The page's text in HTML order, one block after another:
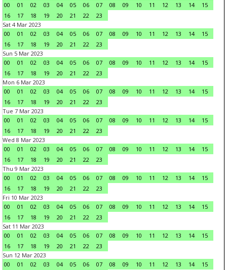
00
01 02 03 04 05 06 07 08 09 10 11 12 13 14
15
16
17 18 19 20 21 22
23
Sat 4 Mar 2023
00
01 02 03 04 05 06 07 08 09 10 11 12 13 14
15
16
17 18 19 20 21 22
23
Sun 5 Mar 2023
00
01 02 03 04 05 06 07 08 09 10 11 12 13 14
15
16
17 18 19 20 21 22
23
Mon 6 Mar 2023
00
01 02 03 04 05 06 07 08 09 10 11 12 13 14
15
16
17 18 19 20 21 22
23
Tue 7 Mar 2023
00
01 02 03 04 05 06 07 08 09 10 11 12 13 14
15
16
17 18 19 20 21 22
23
Wed 8 Mar 2023
00
01 02 03 04 05 06 07 08 09 10 11 12 13 14
15
16
17 18 19 20 21 22
23
Thu 9 Mar 2023
00
01 02 03 04 05 06 07 08 09 10 11 12 13 14
15
16
17 18 19 20 21 22
23
Fri 10 Mar 2023
00
01 02 03 04 05 06 07 08 09 10 11 12 13 14
15
16
17 18 19 20 21 22
23
Sat 11 Mar 2023
00
01 02 03 04 05 06 07 08 09 10 11 12 13 14
15
16
17 18 19 20 21 22
23
Sun 12 Mar 2023
00
01 02 03 04 05 06 07 08 09 10 11 12 13 14 15